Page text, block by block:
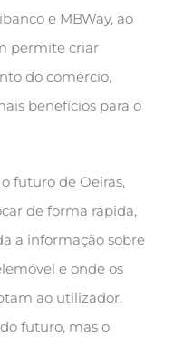
e MBWay, ao
permite criar
do comércio,
benefícios para o
futuro de Oeiras,
de forma rápida,
a informação sobre
e onde os
ao utilizador.
futuro, mas o